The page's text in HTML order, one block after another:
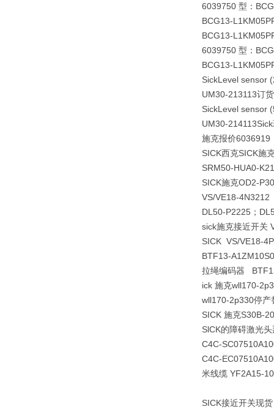
6039750 型：
BCG13-
BCG13-
6039750 型：
BCG13-
SickLevel sensor
UM30-213113订
SickLevel sensor
UM30-
施克报价6036919
SICK西克SICK施
SRM50-HUA0-
SICK施克OD2-
VS/VE18-
DL50-P2225；
sick施克接近开关
SICK VS/VE18-
BTF13-
拉绳编码器
ick 施克wll170-
wll170-2p330停产
SICK 施克S30B-
SlCK的障碍激光
C4C-
C4C-
米线缆 YF2A15-
SICK接近开关现货